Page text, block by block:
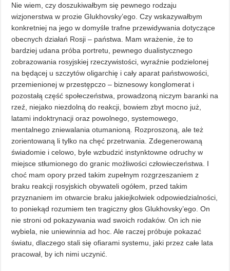
Nie wiem, czy doszukiwałbym się pewnego rodzaju
wizjonerstwa w prozie Glukhovsky’ego. Czy wskazywałbym
konkretniej na jego w domyśle trafne przewidywania dotyczące
obecnych działań Rosji – państwa. Mam wrażenie, że to
bardziej udana próba portretu, pewnego dualistycznego
zobrazowania rosyjskiej rzeczywistości, wyraźnie podzielonej
na będącej u szczytów oligarchię i cały aparat państwowości,
przemienionej w przestępczo – biznesowy konglomerat i
pozostałą część społeczeństwa, prowadzoną niczym baranki na
rzeź, niejako niezdolną do reakcji, bowiem zbyt mocno już,
latami indoktrynacji oraz powolnego, systemowego,
mentalnego zniewalania otumanioną. Rozproszoną, ale też
zorientowaną li tylko na chęć przetrwania. Zdegenerowaną
świadomie i celowo, byle wzbudzić instynktowne odruchy w
miejsce stłumionego do granic możliwości człowieczeństwa. I
choć mam opory przed takim zupełnym rozgrzeszaniem z
braku reakcji rosyjskich obywateli ogółem, przed takim
przyznaniem im otwarcie braku jakiejkolwiek odpowiedzialności,
to poniekąd rozumiem ten tragiczny głos Glukhovsky’ego. On
nie stroni od pokazywania wad swoich rodaków. On ich nie
wybiela, nie uniewinnia ad hoc. Ale raczej próbuje pokazać
światu, dlaczego stali się ofiarami systemu, jaki przez całe lata
pracował, by ich nimi uczynić.